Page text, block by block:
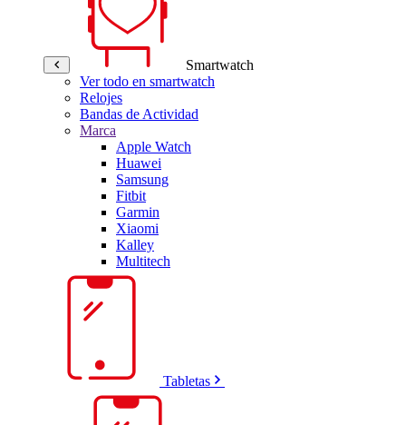
Smartwatch
Ver todo en smartwatch
Relojes
Bandas de Actividad
Marca
Apple Watch
Huawei
Samsung
Fitbit
Garmin
Xiaomi
Kalley
Multitech
Tabletas